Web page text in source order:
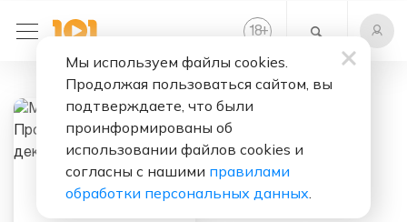
18+
Про няню и
работу после
декрета
Мы используем файлы cookies.
Продолжая пользоваться сайтом, вы
подтверждаете, что были
проинформированы об
использовании файлов cookies и
согласны с нашими правилами
обработки персональных данных.